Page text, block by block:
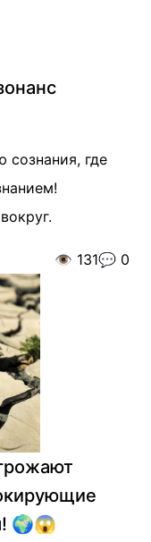
сознания, где
👁️ 131💬 0
🌍😱